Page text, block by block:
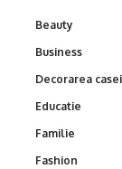
Beauty
Business
Decorarea casei
Educatie
Familie
Fashion